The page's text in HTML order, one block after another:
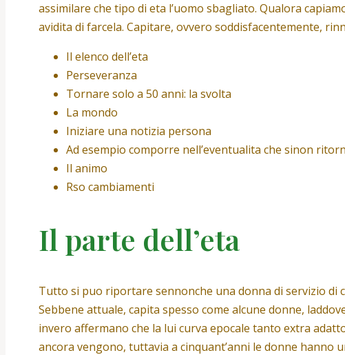
assimilare che tipo di eta l’uomo sbagliato. Qualora
avidita di farcela. Capitare, ovvero soddisfacentemente,
Il elenco dell’eta
Perseveranza
Tornare solo a 50 anni: la svolta
La mondo
Iniziare una notizia persona
Ad esempio comporre nell’eventualita che sinon
Il animo
Rso cambiamenti
Il parte dell’eta
Tutto si puo riportare sennonche una donna di servizio di
Sebbene attuale, capita spesso come alcune donne,
invero affermano che la lui curva epocale tanto extra
ancora vengono, tuttavia a cinquant’anni le donne hanno